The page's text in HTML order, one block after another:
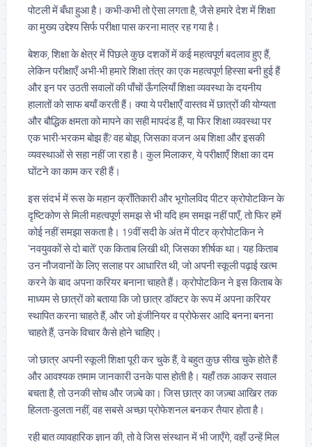
पोटली में बँधा हुआ है। कभी-कभी तो ऐसा लगता है, जैसे हमारे देश में शिक्षा
का मुख्य उद्देश्य सिर्फ परीक्षा पास करना मात्र रह गया है।
बेशक, शिक्षा के क्षेत्र में पिछले कुछ दशकों में कई महत्वपूर्ण बदलाव हुए हैं,
लेकिन परीक्षाएँ अभी-भी हमारे शिक्षा तंत्र का एक महत्वपूर्ण हिस्सा बनी हुई हैं
और इन पर उठती सवालों की पाँचों ऊँगलियाँ शिक्षा व्यवस्था के दयनीय
हालातों को साफ बयाँ करती हैं। क्या ये परीक्षाएँ वास्तव में छात्रों की योग्यता
और बौद्धिक क्षमता को मापने का सही मापदंड हैं, या फिर शिक्षा व्यवस्था पर
एक भारी-भरकम बोझ हैं? वह बोझ, जिसका वजन अब शिक्षा और इसकी
व्यवस्थाओं से सहा नहीं जा रहा है। कुल मिलाकर, ये परीक्षाएँ शिक्षा का दम
घोंटने का काम कर रही हैं।
इस संदर्भ में रूस के महान क्राँतिकारी और भूगोलविद पीटर क्रोपोटकिन के
दृष्टिकोण से मिली महत्वपूर्ण समझ से भी यदि हम समझ नहीं पाएँ, तो फिर हमें
कोई नहीं समझा सकता है। 19वीं सदी के अंत में पीटर क्रोपोटकिन ने
‘नवयुवकों से दो बातें’ एक किताब लिखी थी, जिसका शीर्षक था। यह किताब
उन नौजवानों के लिए सलाह पर आधारित थी, जो अपनी स्कूली पढ़ाई खत्म
करने के बाद अपना करियर बनाना चाहते हैं। क्रोपोटकिन ने इस किताब के
माध्यम से छात्रों को बताया कि जो छात्र डॉक्टर के रूप में अपना करियर
स्थापित करना चाहते हैं, और जो इंजीनियर व प्रोफेसर आदि बनना बनना
चाहते हैं, उनके विचार कैसे होने चाहिए।
जो छात्र अपनी स्कूली शिक्षा पूरी कर चुके हैं, वे बहुत कुछ सीख चुके होते हैं
और आवश्यक तमाम जानकारी उनके पास होती है। यहाँ तक आकर सवाल
बचता है, तो उनकी सोच और जज़्बे का। जिस छात्र का जज़्बा आखिर तक
हिलता-डुलता नहीं, वह सबसे अच्छा प्रोफेशनल बनकर तैयार होता है।
रही बात व्यावहारिक ज्ञान की, तो वे जिस संस्थान में भी जाएँगे, वहाँ उन्हें मिल